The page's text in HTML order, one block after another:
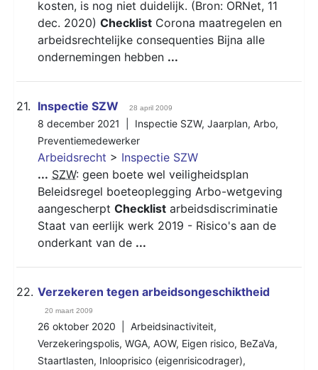
kosten, is nog niet duidelijk. (Bron: ORNet, 11
dec. 2020) Checklist Corona maatregelen en
arbeidsrechtelijke consequenties Bijna alle
ondernemingen hebben ...
21. Inspectie SZW 28 april 2009
8 december 2021 | Inspectie SZW, Jaarplan, Arbo,
Preventiemedewerker
Arbeidsrecht > Inspectie SZW
... SZW: geen boete wel veiligheidsplan
Beleidsregel boeteoplegging Arbo-wetgeving
aangescherpt Checklist arbeidsdiscriminatie
Staat van eerlijk werk 2019 - Risico's aan de
onderkant van de ...
22. Verzekeren tegen arbeidsongeschiktheid
20 maart 2009
26 oktober 2020 | Arbeidsinactiviteit,
Verzekeringspolis, WGA, AOW, Eigen risico, BeZaVa,
Staartlasten, Inlooprisico (eigenrisicodrager),